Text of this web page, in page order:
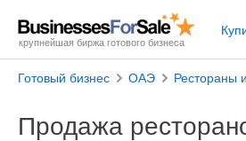
крупнейшая биржа готового бизнеса
Готовый бизнес ОАЭ Рестораны
Продажа